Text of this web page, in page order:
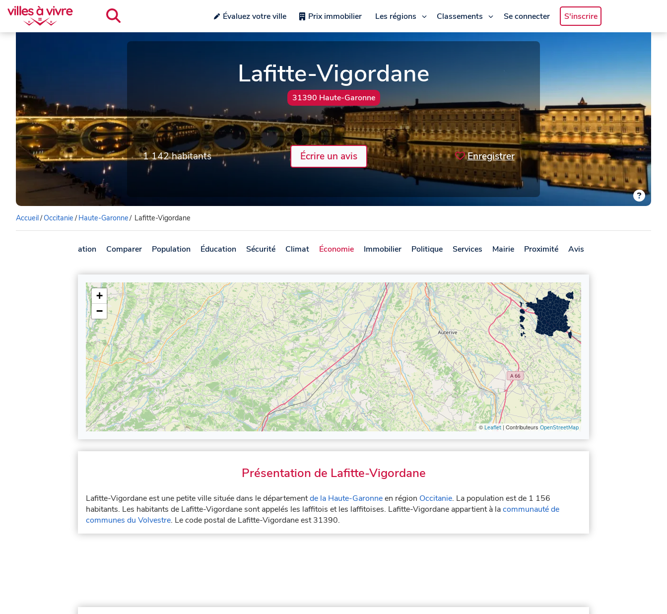
Évaluez votre ville Prix immobilier Les régions Classements Se connecter S'inscrire
Lafitte-Vigordane
31390 Haute-Garonne
1 142 habitants Écrire un avis Enregistrer
Accueil/Occitanie/ Haute-Garonne/ Lafitte-Vigordane
Présentation Comparer Population Éducation Sécurité Climat Économie Immobilier Politique Services Mairie Proximité Avis
+
−
© Leaflet | Contributeurs OpenStreetMap
Présentation de Lafitte-Vigordane
Lafitte-Vigordane est une petite ville située dans le départementde la Haute-Garonneen région Occitanie. La population est de 1 156
habitants. Les habitants de Lafitte-Vigordane sont appelés les laffitois et les laffitoises. Lafitte-Vigordane appartient à lacommunauté de
communes du Volvestre. Le code postal de Lafitte-Vigordane est 31390.